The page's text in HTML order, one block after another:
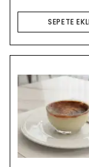
SEPETE